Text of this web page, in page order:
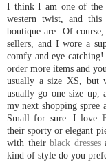
I think I am one of the
western twist, and
boutique are. Of
sellers, and I wore a
comfy and eye
order more items and
usually a size XS, but
usually go one size
my next shopping
Small for sure. I love
their sporty or elegant
with their black dresses
kind of style do you